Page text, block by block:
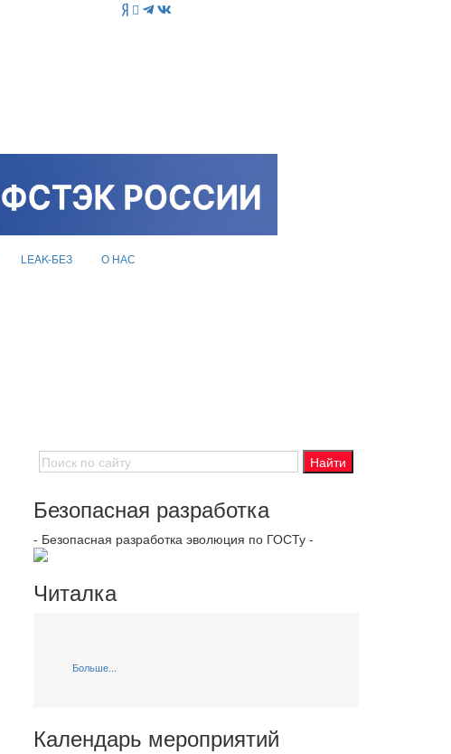
LEAK-БЕЗ О НАС
Безопасная разработка
- Безопасная разработка эволюция по ГОСТу -
Читалка
Больше...
Календарь мероприятий